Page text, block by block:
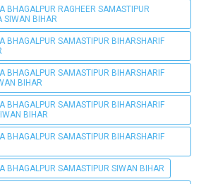
BHAGALPUR RAGHEER SAMASTIPUR
SIWAN BIHAR
BHAGALPUR SAMASTIPUR BIHARSHARIF
BHAGALPUR SAMASTIPUR BIHARSHARIF
BIHAR
BHAGALPUR SAMASTIPUR BIHARSHARIF
BIHAR
BHAGALPUR SAMASTIPUR BIHARSHARIF
BHAGALPUR SAMASTIPUR SIWAN BIHAR